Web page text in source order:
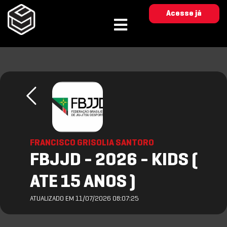
Acesse já
FRANCISCO GRISOLIA SANTORO
FBJJD - 2026 - KIDS (
ATE 15 ANOS )
ATUALIZADO EM 11/07/2026 08:07:25